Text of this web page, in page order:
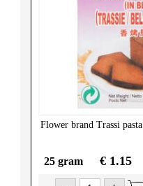
Flower brand Trassi pasta
25 gram € 1.15